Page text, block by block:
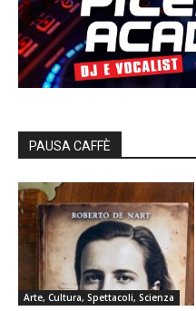
PAUSA CAFFÈ
Arte, Cultura, Spettacoli, Scienza